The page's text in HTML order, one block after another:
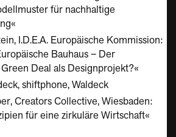
für nachhaltige
I.D.E.A. Europäische Kommission:
Bauhaus – Der
Deal als Designprojekt?«
shiftphone, Waldeck
Creators Collective, Wiesbaden:
für eine zirkuläre Wirtschaft«